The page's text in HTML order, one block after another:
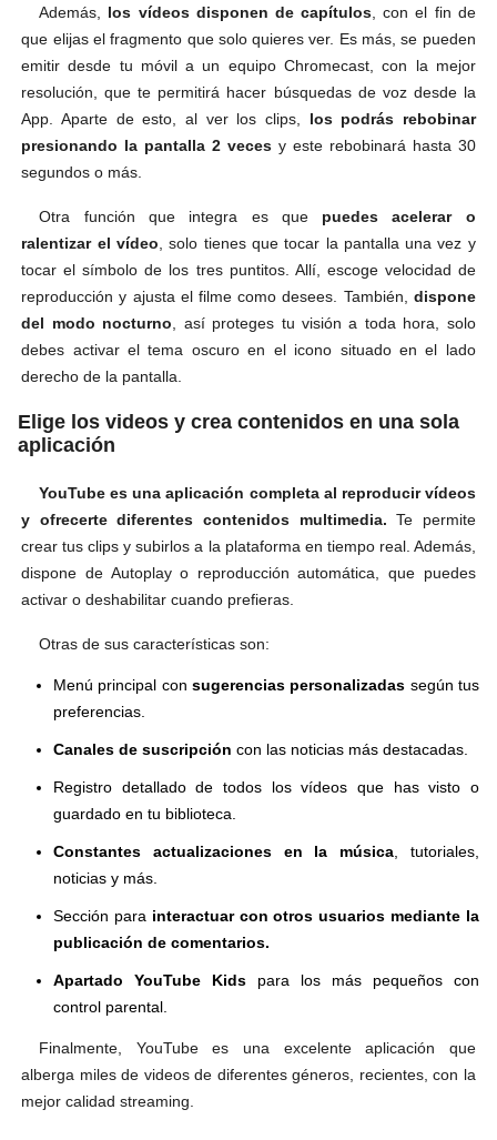
Además, los vídeos disponen de capítulos , con el fin de
que elijas el fragmento que solo quieres ver. Es más, se pueden
emitir desde tu móvil a un equipo Chromecast, con la mejor
resolución, que te permitirá hacer búsquedas de voz desde la
App. Aparte de esto, al ver los clips, los podrás rebobinar
presionando la pantalla 2 veces y este rebobinará hasta 30
segundos o más.
Otra función que integra es que puedes acelerar o
ralentizar el vídeo , solo tienes que tocar la pantalla una vez y
tocar el símbolo de los tres puntitos. Allí, escoge velocidad de
reproducción y ajusta el filme como desees. También, dispone
del modo nocturno , así proteges tu visión a toda hora, solo
debes activar el tema oscuro en el icono situado en el lado
derecho de la pantalla.
Elige los videos y crea contenidos en una sola
aplicación
YouTube es una aplicación completa al reproducir vídeos
y ofrecerte diferentes contenidos multimedia.Te permite
crear tus clips y subirlos a la plataforma en tiempo real. Además,
dispone de Autoplay o reproducción automática, que puedes
activar o deshabilitar cuando prefieras.
Otras de sus características son:
Menú principal con sugerencias personalizadas según tus
preferencias.
Canales de suscripción con las noticias más destacadas.
Registro detallado de todos los vídeos que has visto o
guardado en tu biblioteca.
Constantes actualizaciones en la música , tutoriales,
noticias y más.
Sección para interactuar con otros usuarios mediante la
publicación de comentarios.
Apartado YouTube Kids para los más pequeños con
control parental.
Finalmente, YouTube es una excelente aplicación que
alberga miles de videos de diferentes géneros, recientes, con la
mejor calidad streaming.